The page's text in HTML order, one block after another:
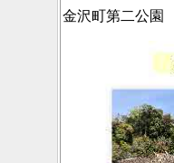
金沢町第二公園